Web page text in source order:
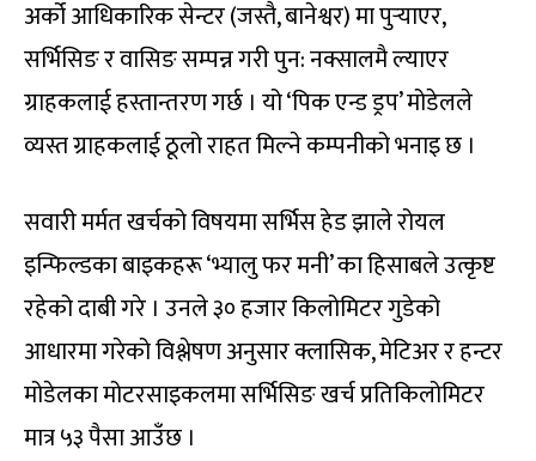
अर्को आधिकारिक सेन्टर (जस्तै, बानेश्वर) मा पुर्‍याएर,
सर्भिसिङ र वासिङ सम्पन्न गरी पुन: नक्सालमै ल्याएर
ग्राहकलाई हस्तान्तरण गर्छ । यो ‘पिक एन्ड ड्रप’ मोडेलले
व्यस्त ग्राहकलाई ठूलो राहत मिल्ने कम्पनीको भनाइ छ ।
सवारी मर्मत खर्चको विषयमा सर्भिस हेड झाले रोयल
इन्फिल्डका बाइकहरू ‘भ्यालु फर मनी’ का हिसाबले उत्कृष्ट
रहेको दाबी गरे । उनले ३० हजार किलोमिटर गुडेको
आधारमा गरेको विश्लेषण अनुसार क्लासिक, मेटिअर र हन्टर
मोडेलका मोटरसाइकलमा सर्भिसिङ खर्च प्रतिकिलोमिटर
मात्र ५३ पैसा आउँछ ।